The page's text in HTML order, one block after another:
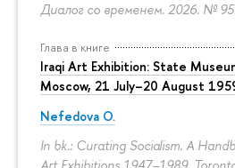
Диалог со временем. 2026. №
Глава в книге
Iraqi Art Exhibition: State
Moscow, 21 July–20 August
Nefedova O.
In bk.: Curating Socialism. A